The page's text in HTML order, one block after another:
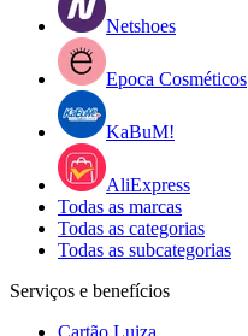
Netshoes
Epoca Cosméticos
KaBuM!
AliExpress
Todas as marcas
Todas as categorias
Todas as subcategorias
Serviços e benefícios
Cartão Luiza